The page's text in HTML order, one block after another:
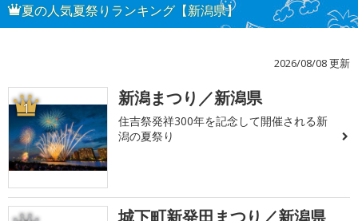
夏の人気夏祭りランキング【新潟県】
2026/08/08 更新
1 新潟まつり／新潟県
住吉祭発祥300年を記念して開催される新
潟の夏祭り